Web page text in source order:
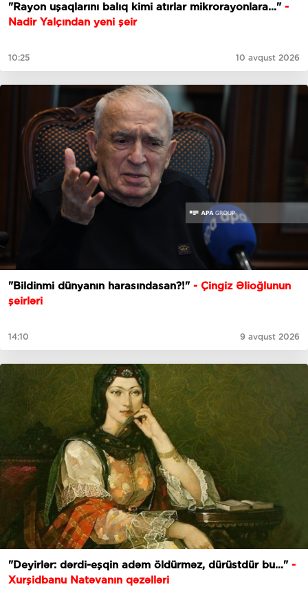
"Rayon uşaqlarını balıq kimi atırlar mikrorayonlara..." -
Nadir Yalçından yeni şeir
10:25 10 avqust 2026
"Bildinmi dünyanın harasındasan?!" - Çingiz Əlioğlunun
şeirləri
14:10 9 avqust 2026
"Deyirlər: dərdi-eşqin adəm öldürməz, dürüstdür bu..." -
Xurşidbanu Natəvanın qəzəlləri